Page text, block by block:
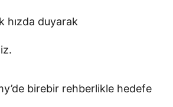
hızda duyarak
birebir rehberlikle hedefe